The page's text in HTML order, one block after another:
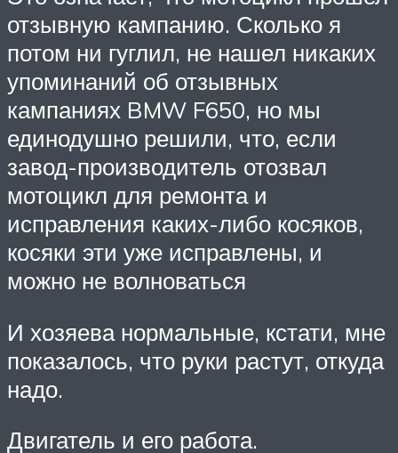
отзывную кампанию. Сколько я
потом ни гуглил, не нашел никаких
упоминаний об отзывных
кампаниях BMW F650, но мы
единодушно решили, что, если
завод-производитель отозвал
мотоцикл для ремонта и
исправления каких-либо косяков,
косяки эти уже исправлены, и
можно не волноваться
И хозяева нормальные, кстати, мне
показалось, что руки растут, откуда
надо.
Двигатель и его работа.